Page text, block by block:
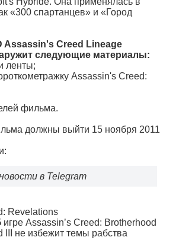
«300 спартанцев» и «Город
Assassin's Creed Lineage
следующие материалы:
ленты;
Assassin's Creed:
фильма.
должны выйти 15 ноября 2011
в Telegram
Revelations
Assassin’s Creed: Brotherhood
III не избежит темы рабства